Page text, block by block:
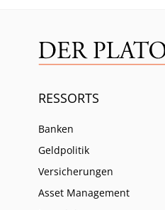
RESSORTS
Banken
Geldpolitik
Versicherungen
Asset Management